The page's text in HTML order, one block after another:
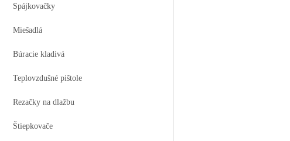
Spájkovačky
Miešadlá
Búracie kladivá
Teplovzdušné pištole
Rezačky na dlažbu
Štiepkovače